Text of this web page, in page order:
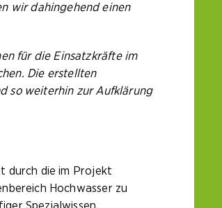
wir dahingehend einen
für die Einsatzkräfte im
Die erstellten
so weiterhin zur Aufklärung
durch die im Projekt
Hochwasser zu
Spezialwissen.